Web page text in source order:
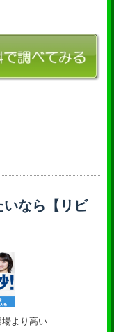
なら【リビ
より高い